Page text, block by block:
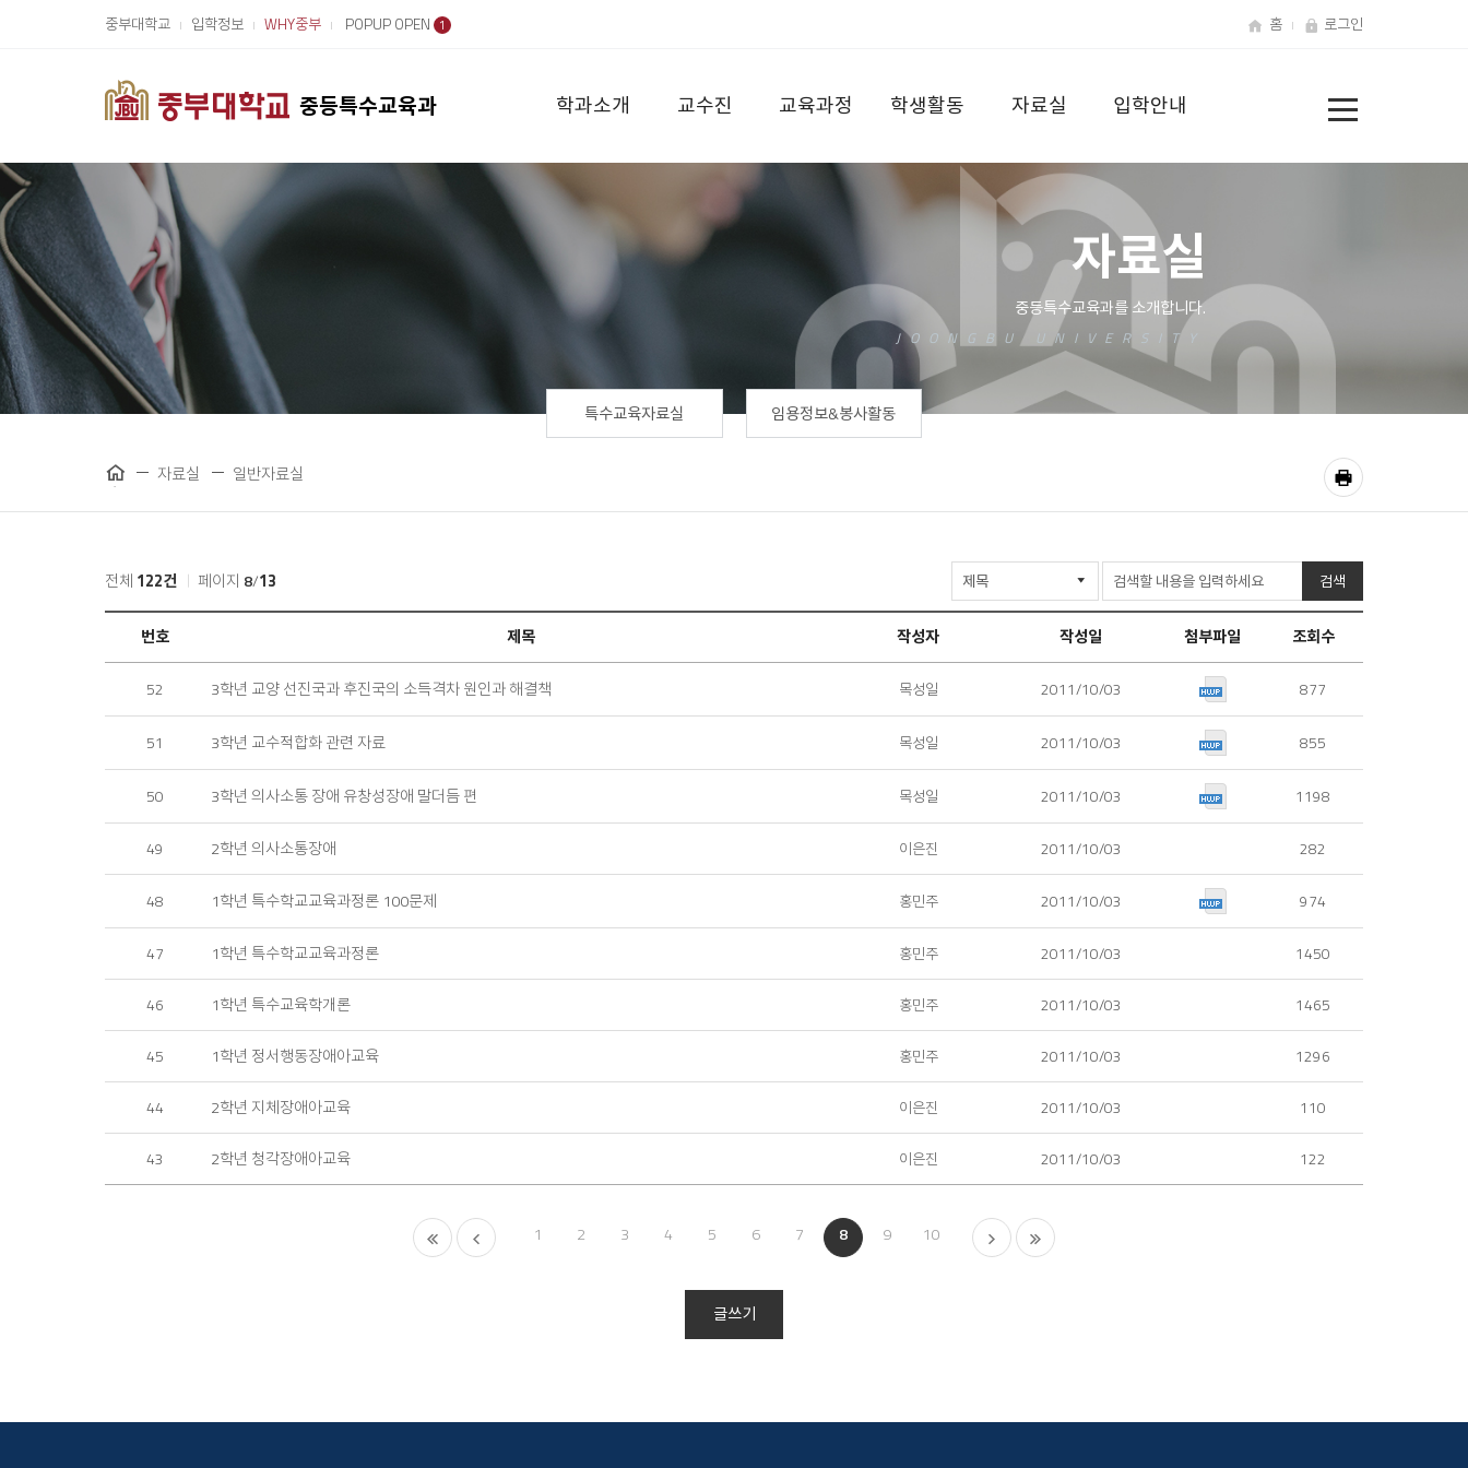
중등특수교육과
뉴
중부대학교 입학정보 WHY중부 POPUP OPEN 1 홈 로그인
학과소개 교수진 교육과정 학생활동 자료실 입학안내
자료실
특수교육자료실 임용정보&봉사활동
홈
자료실 일반자료실
공
유
기
프
트
자
실
검색
전체 122건 페이지 8/13
자
실
번호 제목 작성자 작성일 첨부파일 조회수
52 3학년 교양 선진국과 후진국의 소득격차 원인과 해결책 목성일 2011/10/03 877
51 3학년 교수적합화 관련 자료 목성일 2011/10/03 855
50 3학년 의사소통 장애 유창성장애 말더듬 편 목성일 2011/10/03 1198
49 2학년 의사소통장애 이은진 2011/10/03 282
48 1학년 특수학교교육과정론 100문제 홍민주 2011/10/03 974
47 1학년 특수학교교육과정론 홍민주 2011/10/03 1450
46 1학년 특수교육학개론 홍민주 2011/10/03 1465
45 1학년 정서행동장애아교육 홍민주 2011/10/03 1296
44 2학년 지체장애아교육 이은진 2011/10/03 110
43 2학년 청각장애아교육 이은진 2011/10/03 122
1 2 3 4 5 6 7 8 9 10
글쓰기